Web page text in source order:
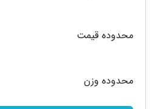
محدوده قیمت
محدوده وزن